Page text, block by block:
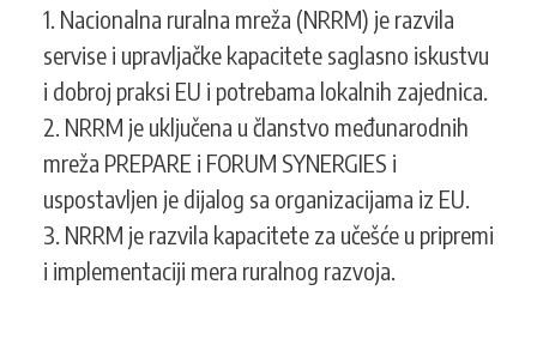
instrument
za
učešće
OCD
u
pripremi
politika
i
unapređenje
dijaloga
1. Nacionalna ruralna mreža (NRRM) je razvila
servise i upravljačke kapacitete saglasno iskustvu
i dobroj praksi EU i potrebama lokalnih zajednica.
2. NRRM je uključena u članstvo međunarodnih
mreža PREPARE i FORUM SYNERGIES i
uspostavljen je dijalog sa organizacijama iz EU.
3. NRRM je razvila kapacitete za učešće u pripremi
i implementaciji mera ruralnog razvoja.